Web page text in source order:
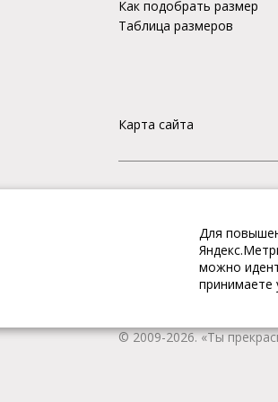
Как подобрать размер
Таблица размеров
Карта сайта
Интернет магазин «Ты
одежду и обувь, Вы
качественную и
наличии всегда
© 2009-2026. «Ты
Для
можно
принимаете